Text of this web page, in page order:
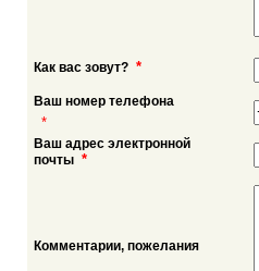
Как вас зовут? *
Ваш номер телефона
*
Ваш адрес электронной
почты *
Комментарии, пожелания